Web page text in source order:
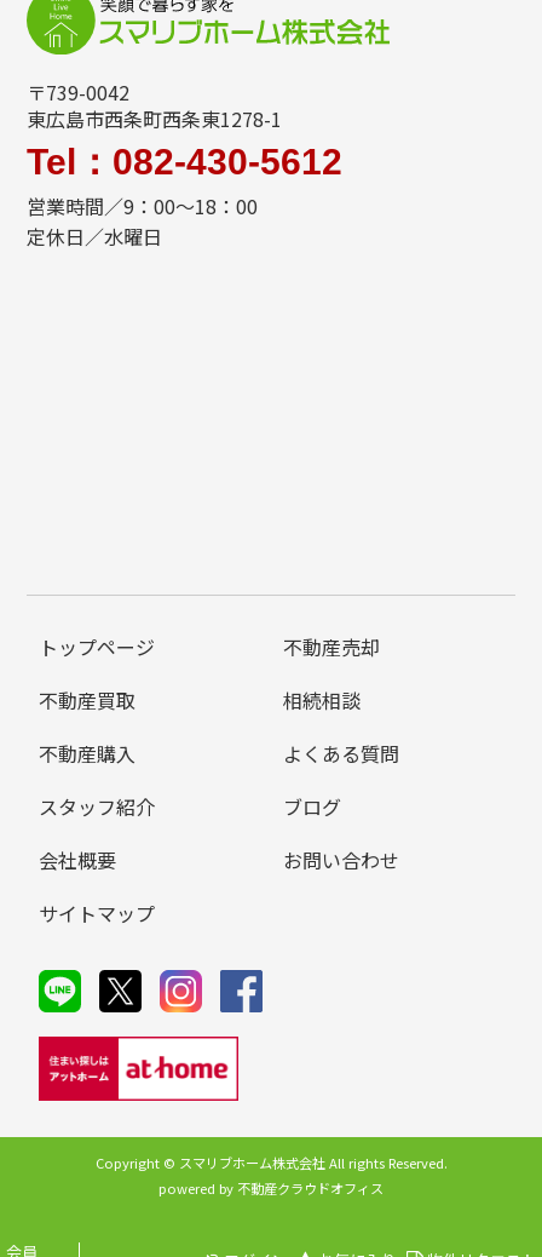
〒739-0042
東広島市西条町西条東1278-1
Tel：082-430-5612
営業時間／9：00～18：00
定休日／水曜日
トップページ
不動産売却
不動産買取
相続相談
不動産購入
よくある質問
スタッフ紹介
ブログ
会社概要
お問い合わせ
サイトマップ
会員
Copyright © スマリブホーム株式会社 All rights Reserved.
powered by 不動産クラウドオフィス